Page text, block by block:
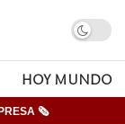
HOY MUNDO
🗞